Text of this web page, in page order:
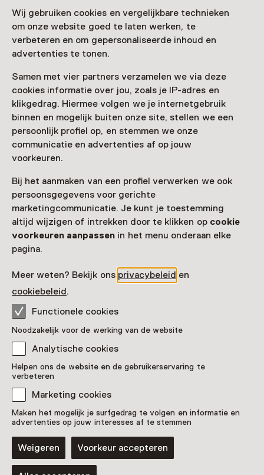
Wij gebruiken cookies en vergelijkbare technieken
om onze website goed te laten werken, te
verbeteren en om gepersonaliseerde inhoud en
advertenties te tonen.
Samen met vier partners verzamelen we via deze
cookies informatie over jou, zoals je IP-adres en
klikgedrag. Hiermee volgen we je internetgebruik
binnen en mogelijk buiten onze site, stellen we een
persoonlijk profiel op, en stemmen we onze
communicatie en advertenties af op jouw
voorkeuren.
Bij het aanmaken van een profiel verwerken we ook
persoonsgegevens voor gerichte
marketingcommunicatie. Je kunt je toestemming
altijd wijzigen of intrekken door te klikken op cookie
voorkeuren aanpassen in het menu onderaan elke
pagina.
Meer weten? Bekijk ons privacybeleid en
cookiebeleid.
Functionele cookies
Noodzakelijk voor de werking van de website
Analytische cookies
Helpen ons de website en de gebruikerservaring te
verbeteren
Marketing cookies
Maken het mogelijk je surfgedrag te volgen en informatie en
advertenties op jouw interesses af te stemmen
Weigeren Voorkeur accepteren
Route plannenOpent in een nieuw tabblad
0318 - 59 12 41
Vandaag open tot 17:00 uur
Meer openingstijden
Zien & doen in Kröller-
Müller Museum
Tentoonstelling
Gilbert & George. Drifters
T/m 1 april 2027 van 10:00 tot 17:00